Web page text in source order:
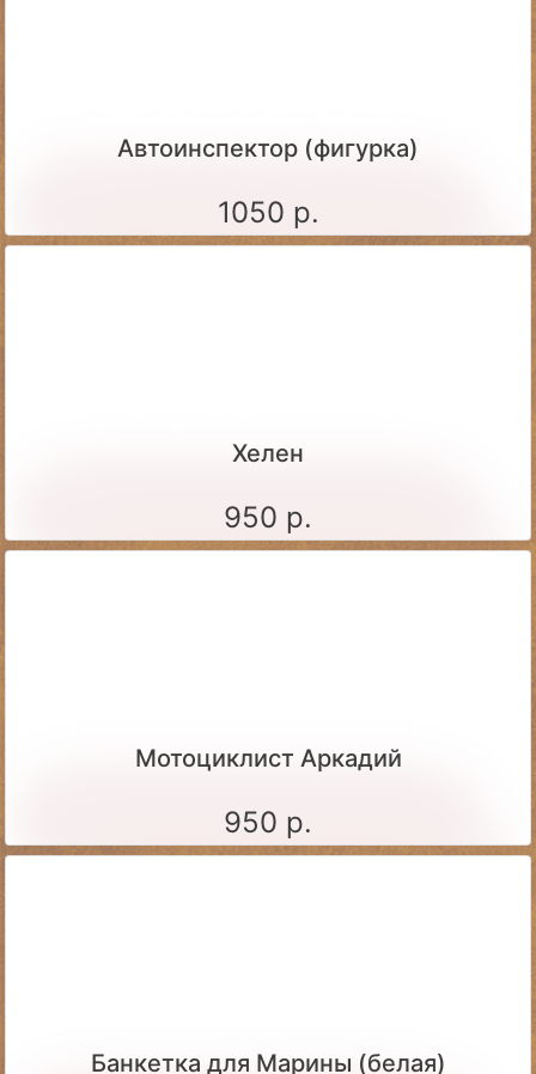
Автоинспектор (фигурка)
1050 р.
Хелен
950 р.
Мотоциклист Аркадий
950 р.
Банкетка для Марины (белая)